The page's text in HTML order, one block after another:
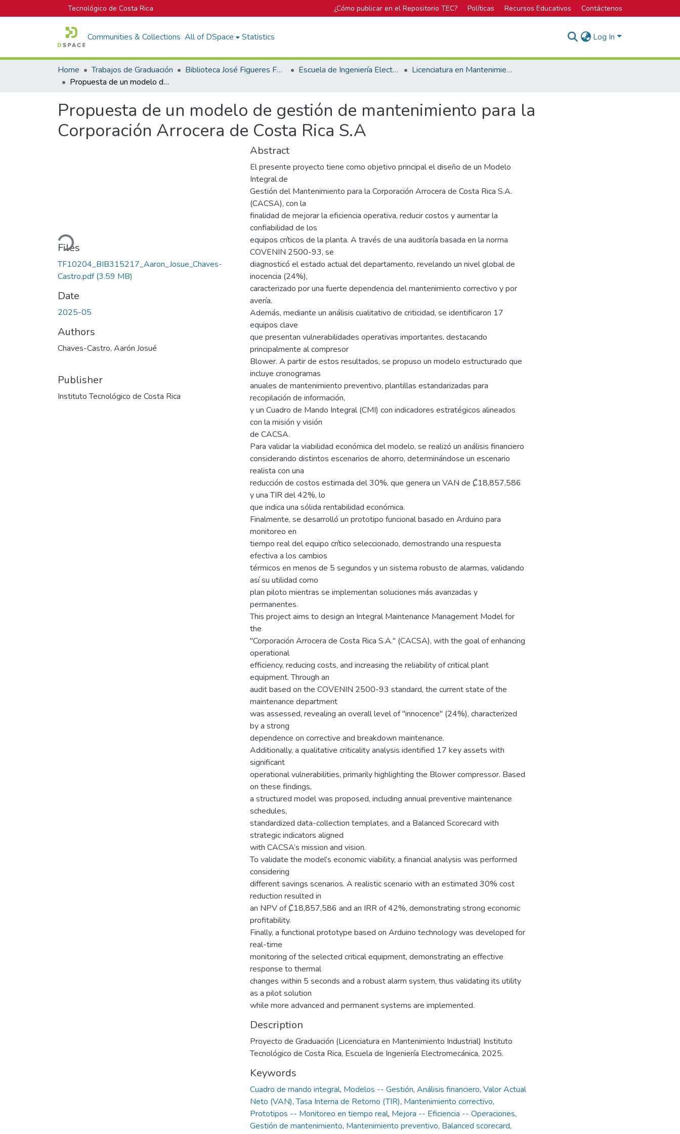
Tecnológico de Costa Rica ¿Cómo publicar en el Repositorio TEC? Políticas Recursos Educativos Contáctenos
Communities & Collections All of DSpace Statistics Log In
Home Trabajos de Graduación Biblioteca José Figueres Ferrer Escuela de Ingeniería Electromecánica
Licenciatura en Mantenimiento Industrial
Propuesta de un modelo de gestión de mantenimiento para la Corporación Arrocera de Costa Rica S.A
Propuesta de un modelo de gestión de mantenimiento para la
Corporación Arrocera de Costa Rica S.A
Loading...
Files
TF10204_BIB315217_Aaron_Josue_Chaves-
Castro.pdf(3.59 MB)
Date
2025-05
Authors
Chaves-Castro, Aarón Josué
Publisher
Instituto Tecnológico de Costa Rica
Abstract
El presente proyecto tiene como objetivo principal el diseño de un Modelo
Integral de
Gestión del Mantenimiento para la Corporación Arrocera de Costa Rica S.A.
(CACSA), con la
finalidad de mejorar la eficiencia operativa, reducir costos y aumentar la
confiabilidad de los
equipos críticos de la planta. A través de una auditoría basada en la norma
COVENIN 2500-93, se
diagnosticó el estado actual del departamento, revelando un nivel global de
inocencia (24%),
caracterizado por una fuerte dependencia del mantenimiento correctivo y por
avería.
Además, mediante un análisis cualitativo de criticidad, se identificaron 17
equipos clave
que presentan vulnerabilidades operativas importantes, destacando
principalmente al compresor
Blower. A partir de estos resultados, se propuso un modelo estructurado que
incluye cronogramas
anuales de mantenimiento preventivo, plantillas estandarizadas para
recopilación de información,
y un Cuadro de Mando Integral (CMI) con indicadores estratégicos alineados
con la misión y visión
de CACSA.
Para validar la viabilidad económica del modelo, se realizó un análisis financiero
considerando distintos escenarios de ahorro, determinándose un escenario
realista con una
reducción de costos estimada del 30%, que genera un VAN de ₡18,857,586
y una TIR del 42%, lo
que indica una sólida rentabilidad económica.
Finalmente, se desarrolló un prototipo funcional basado en Arduino para
monitoreo en
tiempo real del equipo crítico seleccionado, demostrando una respuesta
efectiva a los cambios
térmicos en menos de 5 segundos y un sistema robusto de alarmas, validando
así su utilidad como
plan piloto mientras se implementan soluciones más avanzadas y
permanentes.
This project aims to design an Integral Maintenance Management Model for
the
"Corporación Arrocera de Costa Rica S.A." (CACSA), with the goal of enhancing
operational
efficiency, reducing costs, and increasing the reliability of critical plant
equipment. Through an
audit based on the COVENIN 2500-93 standard, the current state of the
maintenance department
was assessed, revealing an overall level of "innocence" (24%), characterized
by a strong
dependence on corrective and breakdown maintenance.
Additionally, a qualitative criticality analysis identified 17 key assets with
significant
operational vulnerabilities, primarily highlighting the Blower compressor. Based
on these findings,
a structured model was proposed, including annual preventive maintenance
schedules,
standardized data-collection templates, and a Balanced Scorecard with
strategic indicators aligned
with CACSA’s mission and vision.
To validate the model’s economic viability, a financial analysis was performed
considering
different savings scenarios. A realistic scenario with an estimated 30% cost
reduction resulted in
an NPV of ₡18,857,586 and an IRR of 42%, demonstrating strong economic
profitability.
Finally, a functional prototype based on Arduino technology was developed for
real-time
monitoring of the selected critical equipment, demonstrating an effective
response to thermal
changes within 5 seconds and a robust alarm system, thus validating its utility
as a pilot solution
while more advanced and permanent systems are implemented.
Description
Proyecto de Graduación (Licenciatura en Mantenimiento Industrial) Instituto
Tecnológico de Costa Rica, Escuela de Ingeniería Electromecánica, 2025.
Keywords
Cuadro de mando integral, Modelos -- Gestión, Análisis financiero, Valor Actual
Neto (VAN),Tasa Interna de Retorno (TIR), Mantenimiento correctivo,
Prototipos -- Monitoreo en tiempo real, Mejora -- Eficiencia -- Operaciones,
Gestión de mantenimiento, Mantenimiento preventivo, Balanced scorecard,